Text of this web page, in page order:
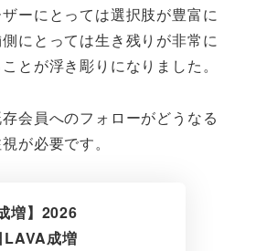
ーにとっては選択肢が豊富に
にとっては生き残りが非常に
とが浮き彫りになりました。
会員へのフォローがどうなる
が必要です。
増】2026
LAVA成増